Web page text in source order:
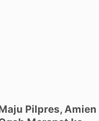
Pilpres, Amien